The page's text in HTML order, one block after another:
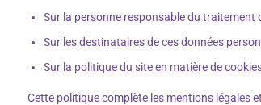
Sur la personne responsable du traitement
Sur les destinataires de ces données
Sur la politique du site en matière de
Cette politique complète les mentions légales